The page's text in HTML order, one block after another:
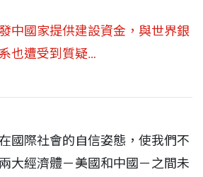
中國家提供建設資金，與世界銀
也遭受到質疑…
國際社會的自信姿態，使我們不
大經濟體－美國和中國－之間未